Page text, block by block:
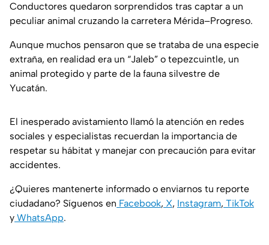
Conductores quedaron sorprendidos tras captar a un
peculiar animal cruzando la carretera Mérida–Progreso.
Aunque muchos pensaron que se trataba de una especie
extraña, en realidad era un “Jaleb” o tepezcuintle, un
animal protegido y parte de la fauna silvestre de
Yucatán.
El inesperado avistamiento llamó la atención en redes
sociales y especialistas recuerdan la importancia de
respetar su hábitat y manejar con precaución para evitar
accidentes.
¿Quieres mantenerte informado o enviarnos tu reporte
ciudadano? Síguenos en Facebook, X, Instagram, TikTok
y WhatsApp.